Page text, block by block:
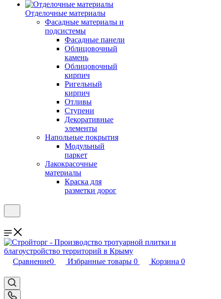
Отделочные материалы
Фасадные материалы и
подсистемы
Фасадные панели
Облицовочный
камень
Облицовочный
кирпич
Ригельный
кирпич
Отливы
Ступени
Декоративные
элементы
Напольные покрытия
Модульный
паркет
Лакокрасочные
материалы
Краска для
разметки дорог
Сравнение0 Избранные товары 0 Корзина 0